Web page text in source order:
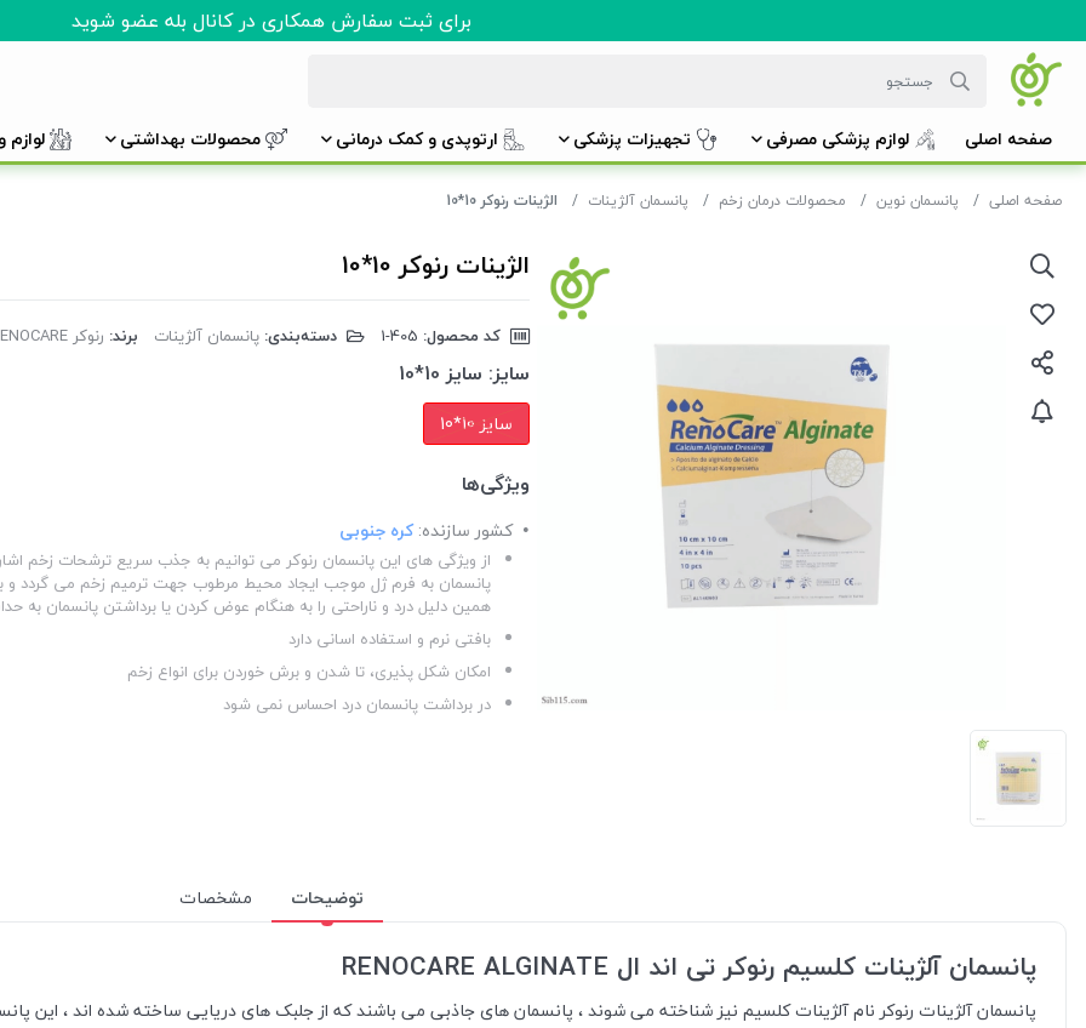
برای ثبت سفارش همکاری در کانال بله عضو شوید
صفحه اصلی لوازم پزشکی مصرفی تجهیزات پزشکی ارتوپدی و کمک درمانی محصولات بهداشتی
صفحه اصلی پانسمان نوین محصولات درمان زخم پانسمان آلژینات الژینات رنوکر 10*10
الژینات رنوکر 10*10
کد محصول: دسته‌بندی: پانسمان آلژینات برند: رنوکر RENOCARE
سایز: سایز 10*10
سایز 10*10
ویژگی‌ها
کشور سازنده:کره جنوبی
از ویژگی های این پانسمان رنوکر می توانیم به جذب سریع ترشحات زخم
پانسمان به فرم ژل موجب ایجاد محیط مرطوب جهت ترمیم زخم می گردد و
همین دلیل درد و ناراحتی را به هنگام عوض کردن یا برداشتن پانسمان به
بافتی نرم و استفاده اسانی دارد
امکان شکل پذیری، تا شدن و برش خوردن برای انواع زخم
در برداشت پانسمان درد احساس نمی شود
توضیحات مشخصات
پانسمان آلژینات کلسیم رنوکر تی اند ال RENOCARE ALGINATE
پانسمان آلژینات رنوکر نام آلژینات کلسیم نیز شناخته می شوند ، پانسمان های جاذبی می باشند که از جلبک های دریایی ساخته شده اند ، این